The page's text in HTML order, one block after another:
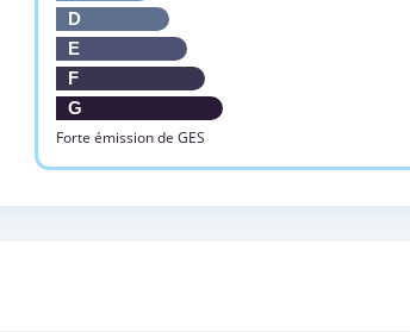
D
E
F
G
Forte émission de GES